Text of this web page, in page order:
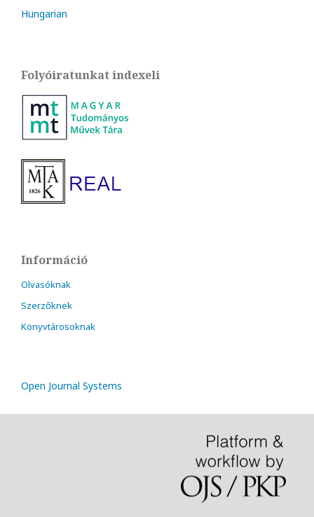
Hungarian
Folyóiratunkat indexeli
Információ
Olvasóknak
Szerzőknek
Könyvtárosoknak
Open Journal Systems